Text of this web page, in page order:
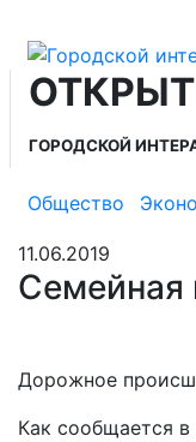
ГОРОДСКОЙ
Общество
11.06.2019
Семейная
Дорожное
Как сообщается в